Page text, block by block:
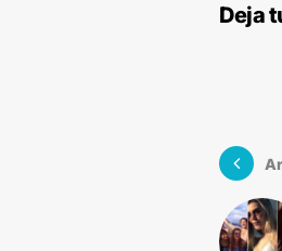
Deja